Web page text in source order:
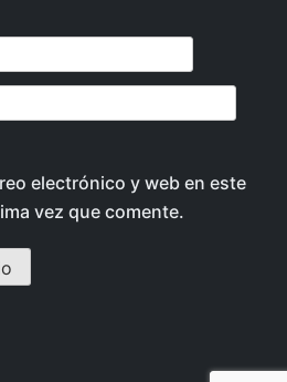
electrónico y web en este
vez que comente.